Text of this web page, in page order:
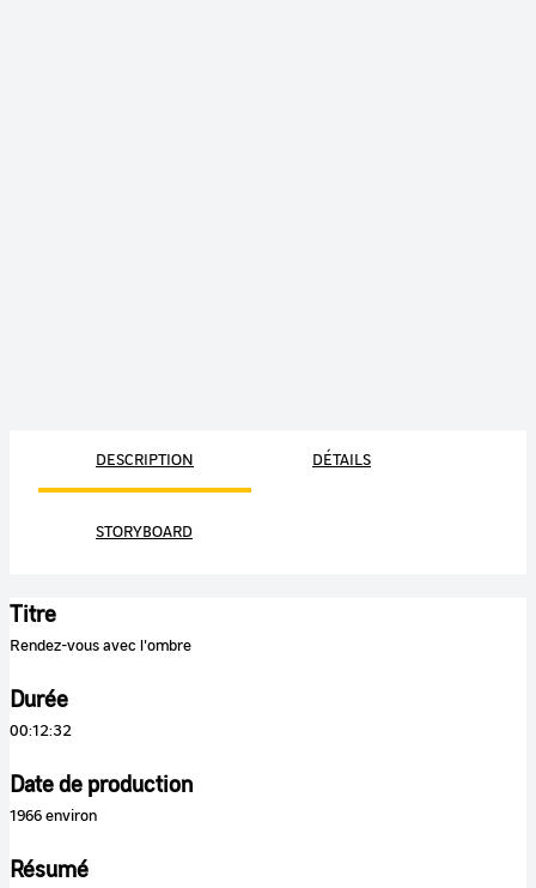
DESCRIPTION DÉTAILS
STORYBOARD
Titre
Rendez-vous avec l'ombre
Durée
00:12:32
Date de production
1966 environ
Résumé